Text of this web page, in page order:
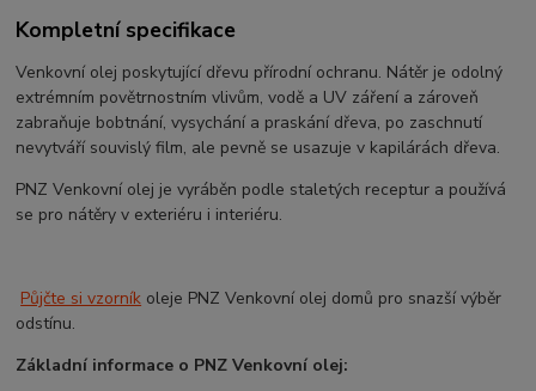
Kompletní specifikace
Venkovní olej poskytující dřevu přírodní ochranu. Nátěr je odolný
extrémním povětrnostním vlivům, vodě a UV záření a zároveň
zabraňuje bobtnání, vysychání a praskání dřeva, po zaschnutí
nevytváří souvislý film, ale pevně se usazuje v kapilárách dřeva.
PNZ Venkovní olej je vyráběn podle staletých receptur a používá
se pro nátěry v exteriéru i interiéru.
Půjčte si vzorník oleje PNZ Venkovní olej domů pro snazší výběr
odstínu.
Základní informace o PNZ Venkovní olej: